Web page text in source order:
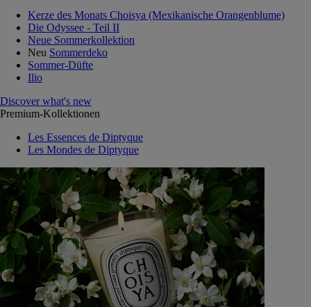
Kerze des Monats Choisya (Mexikanische Orangenblume)
Die Odyssee - Teil II
Neue Sommerkollektion
Neu Sommerdeko
Sommer-Düfte
Ilio
Discover what's new
Premium-Kollektionen
Les Essences de Diptyque
Les Mondes de Diptyque